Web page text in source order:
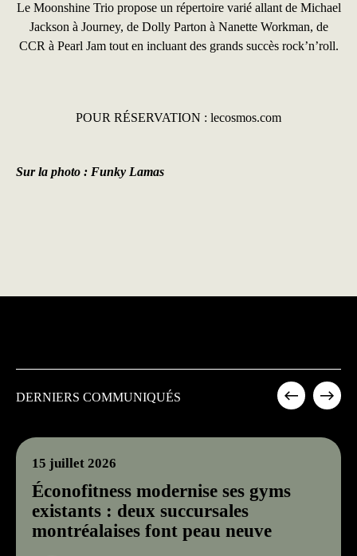
Le Moonshine Trio propose un répertoire varié allant de Michael
Jackson à Journey, de Dolly Parton à Nanette Workman, de
CCR à Pearl Jam tout en incluant des grands succès rock’n’roll.
POUR RÉSERVATION : lecosmos.com
Sur la photo : Funky Lamas
DERNIERS COMMUNIQUÉS
Éconofitness modernise ses gyms
existants : deux succursales
montréalaises font peau neuve
15 juillet 2026